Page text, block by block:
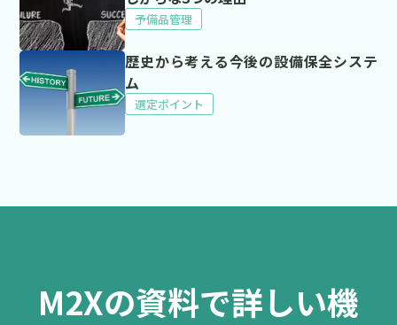
予備品管理
歴史から考える今後の設備保全システ
ム
選定ポイント
M2Xの資料で詳しい機